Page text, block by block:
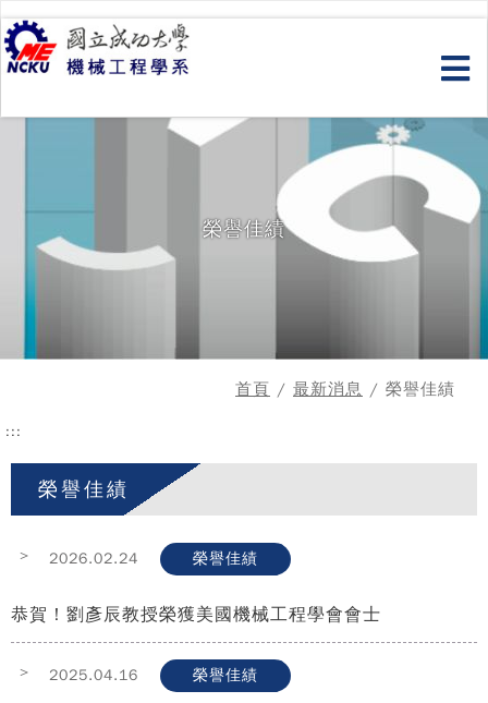
跳
到
主
要
容
榮譽佳績
首頁 / 最新消息 / 榮譽佳績
:::
榮譽佳績
> 2026.02.24 榮譽佳績
恭賀！劉彥辰教授榮獲美國機械工程學會會士
> 2025.04.16 榮譽佳績